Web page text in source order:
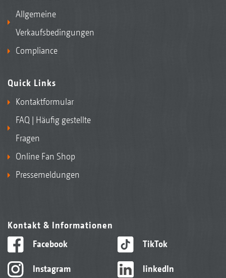
Allgemeine
Verkaufsbedingungen
Compliance
Quick Links
Kontaktformular
FAQ | Häufig gestellte
Fragen
Online Fan Shop
Pressemeldungen
Kontakt & Informationen
Facebook
Instagram
TikTok
linkedIn